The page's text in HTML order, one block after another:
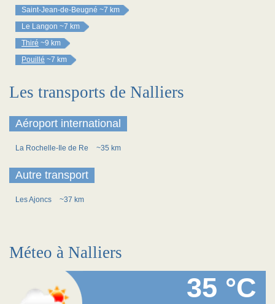
Saint-Jean-de-Beugné ~7 km
Le Langon ~7 km
Thiré ~9 km
Pouillé ~7 km
Les transports de Nalliers
Aéroport international
La Rochelle-Ile de Re ~35 km
Autre transport
Les Ajoncs ~37 km
Méteo à Nalliers
35 °C